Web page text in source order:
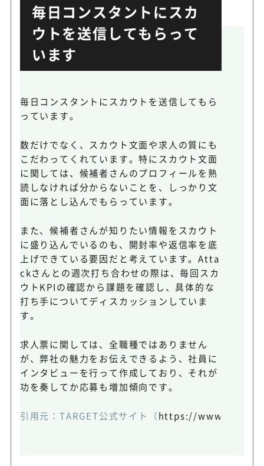
毎日コンスタントにスカ
ウトを送信してもらって
います
毎日コンスタントにスカウトを送信してもら
っています。
数だけでなく、スカウト文面や求人の質にも
こだわってくれています。特にスカウト文面
に関しては、候補者さんのプロフィールを熟
読しなければ分からないことを、しっかり文
面に落とし込んでもらっています。
また、候補者さんが知りたい情報をスカウト
に盛り込んでいるのも、開封率や返信率を底
上げできている要因だと考えています。Atta
ckさんとの週次打ち合わせの際は、毎回スカ
ウトKPIの確認から課題を確認し、具体的な
打ち手についてディスカッションしていま
す。
求人票に関しては、全職種ではありません
が、弊社の魅力をお伝えできるよう、社員に
インタビューを行って作成しており、それが
功を奏してか応募も増加傾向です。
引用元：TARGET公式サイト （https://